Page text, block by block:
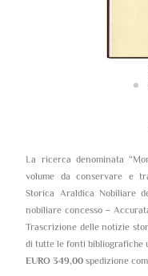
La ricerca denominata
volume da conservare e
Storica Araldica Nobiliare
nobiliare concesso –
Trascrizione delle notizie
di tutte le fonti bibliografiche
EURO 349,00 spedizione